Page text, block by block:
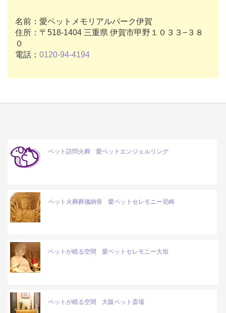
名前：愛ペットメモリアルパーク伊賀
住所：〒518-1404 三重県 伊賀市甲野１０３３−３８
０
電話： 0120-94-4194
ペット訪問火葬 愛ペットエンジェルリング
ペット火葬葬儀納骨 愛ペットセレモニー尼崎
ペットが眠る空間 愛ペットセレモニー大垣
ペットが眠る空間 大阪ペット斎場